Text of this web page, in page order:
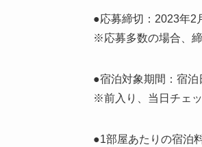
●応募締切：2023年2
※応募多数の場合、
●宿泊対象期間：宿
※前入り、当日チェ
●1部屋あたりの宿泊